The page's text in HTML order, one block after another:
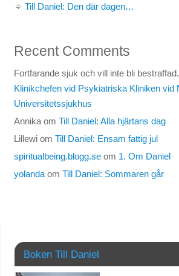
Till Daniel: Den där dagen…
Recent Comments
Fortfarande sjuk och vill inte bli bestraffad.
Klinikchefen vid Psykiatriska Kliniken vid
Universitetssjukhus
Annikaom Till Daniel: Alla hjärtans dag
Lillewiom Till Daniel: Ensam fattig jul
spiritualbeing.blogg.seom 1. Om Daniel
yolandaom Till Daniel: Sommaren går
Boken Till Daniel